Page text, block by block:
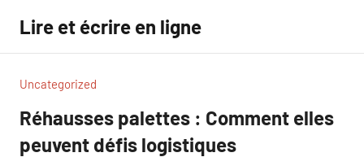
contenu
Lire et écrire en ligne
Uncategorized
Réhausses palettes : Comment elles
peuvent défis logistiques